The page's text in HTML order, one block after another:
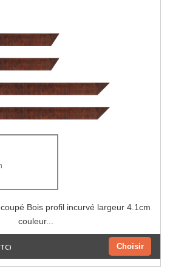
Bois profil incurvé largeur 4.1cm
couleur...
Choisir